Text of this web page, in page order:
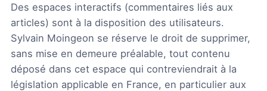
Des espaces interactifs (commentaires liés aux
articles) sont à la disposition des utilisateurs.
Sylvain Moingeon se réserve le droit de supprimer,
sans mise en demeure préalable, tout contenu
déposé dans cet espace qui contreviendrait à la
législation applicable en France, en particulier aux